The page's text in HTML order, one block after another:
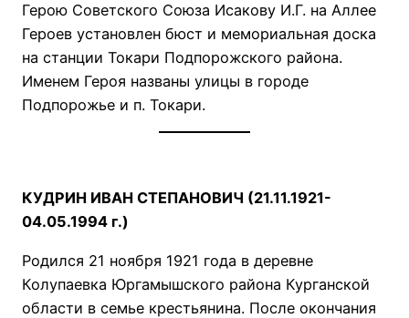
Герою Советского Союза Исакову И.Г. на Аллее
Героев установлен бюст и мемориальная доска
на станции Токари Подпорожского района.
Именем Героя названы улицы в городе
Подпорожье и п. Токари.
КУДРИН ИВАН СТЕПАНОВИЧ (21.11.1921-
04.05.1994 г.)
Родился 21 ноября 1921 года в деревне
Колупаевка Юргамышского района Курганской
области в семье крестьянина. После окончания